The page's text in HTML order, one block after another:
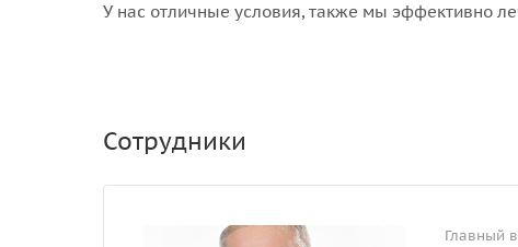
У нас отличные условия, также мы эффективно
Сотрудники
Главный